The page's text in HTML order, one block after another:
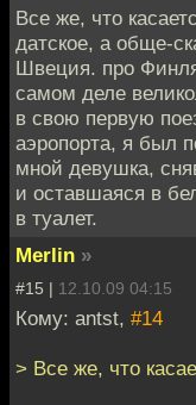
Все же, что
датское, а обще-
Швеция. про
самом деле
в свою первую
аэропорта, я был
мной девушка,
и оставшаяся в
в туалет.
Merlin »
#15 | 12.10.09 04:15
Кому: antst, #14
> Все же, что